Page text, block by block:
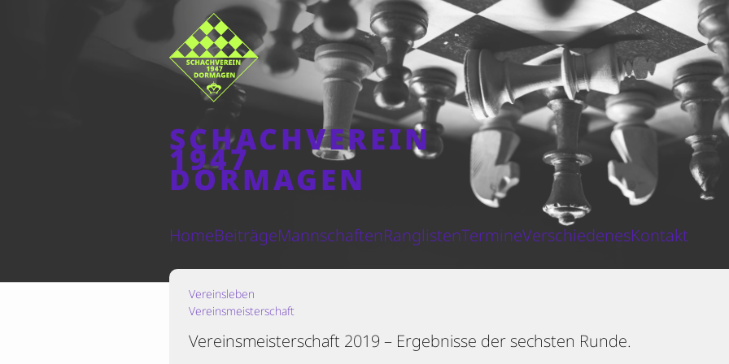
SCHACHVEREIN
1947
DORMAGEN
HomeBeiträgeMannschaftenRanglistenTermineVerschiedenesKontakt
Vereinsleben
Vereinsmeisterschaft
Vereinsmeisterschaft 2019 – Ergebnisse der sechsten Runde.